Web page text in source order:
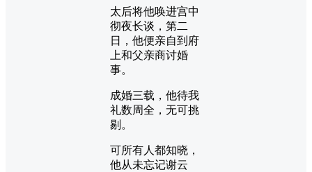
太后将他唤进宫中
彻夜长谈，第二
日，他便亲自到府
上和父亲商讨婚
事。
成婚三载，他待我
礼数周全，无可挑
剔。
可所有人都知晓，
他从未忘记谢云